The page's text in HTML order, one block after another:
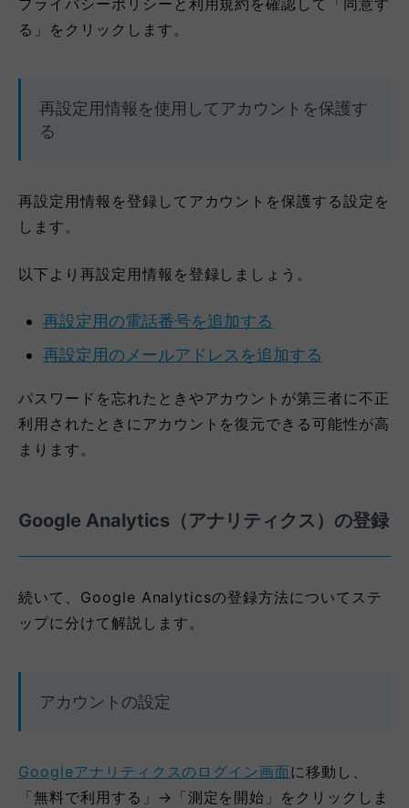
プライバシーポリシーと利用規約を確認して「同意す
る」をクリックします。
再設定用情報を使用してアカウントを保護す
る
再設定用情報を登録してアカウントを保護する設定を
します。
以下より再設定用情報を登録しましょう。
再設定用の電話番号を追加する
再設定用のメールアドレスを追加する
パスワードを忘れたときやアカウントが第三者に不正
利用されたときにアカウントを復元できる可能性が高
まります。
Google Analytics（アナリティクス）の登録
続いて、Google Analyticsの登録方法についてステ
ップに分けて解説します。
アカウントの設定
Googleアナリティクスのログイン画面に移動し、
「無料で利用する」→「測定を開始」をクリックしま